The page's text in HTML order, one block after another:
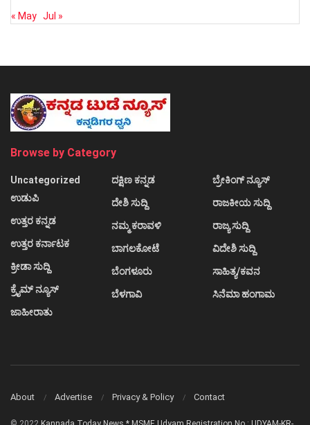
« May Jul »
Browse by Category
Uncategorized
ಉಡುಪಿ
ಉತ್ತರ ಕನ್ನಡ
ಉತ್ತರ ಕರ್ನಾಟಕ
ಕ್ರೀಡಾ ಸುದ್ದಿ
ಕ್ರೈಮ್ ನ್ಯೂಸ್
ಜಾಹೀರಾತು
ದಕ್ಷಿಣ ಕನ್ನಡ
ದೇಶಿ ಸುದ್ದಿ
ನಮ್ಮ ಕರಾವಳಿ
ಬಾಗಲಕೋಟೆ
ಬೆಂಗಳೂರು
ಬೆಳಗಾವಿ
ಬ್ರೇಕಿಂಗ್ ನ್ಯೂಸ್
ರಾಜಕೀಯ ಸುದ್ದಿ
ರಾಜ್ಯ ಸುದ್ದಿ
ವಿದೇಶಿ ಸುದ್ದಿ
ಸಾಹಿತ್ಯ/ಕವನ
ಸಿನೆಮಾ ಹಂಗಾಮ
About Advertise Privacy & Policy Contact